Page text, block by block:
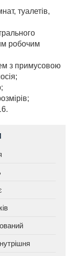
туалетів,
робочим
з примусовою